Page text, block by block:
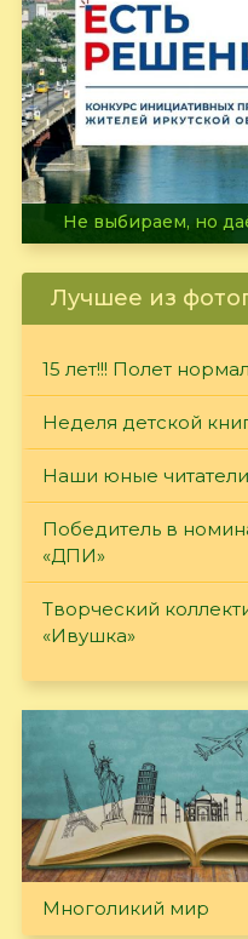
В огне не горит, в
Лучшее из
15 лет!!! Полет
Неделя детской
Наши юные читатели
Победитель в
«ДПИ»
Творческий
«Ивушка»
Многоликий мир